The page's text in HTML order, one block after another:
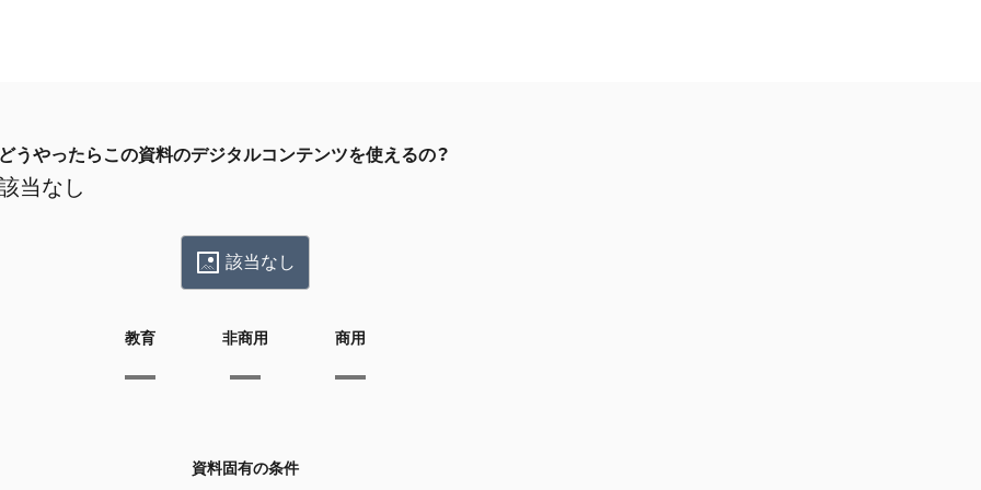
どうやったらこの資料のデジタルコンテンツを使えるの？
当なし
該当なし
教育 非商用 商用
資料固有の条件